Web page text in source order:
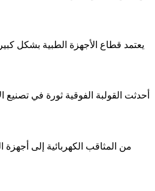
يعتمد قطاع الأجهزة الطبية بشكل
أحدثت القولبة الفوقية ثورة في
من المثاقب الكهربائية إلى